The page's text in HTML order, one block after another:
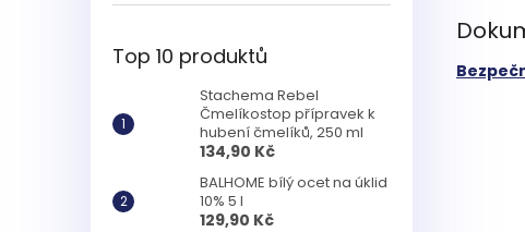
Top 10 produktů
Stachema Rebel
Čmelíkostop přípravek k
hubení čmelíků, 250 ml
134,90 Kč
BALHOME bílý ocet na úklid
10% 5 l
129,90 Kč